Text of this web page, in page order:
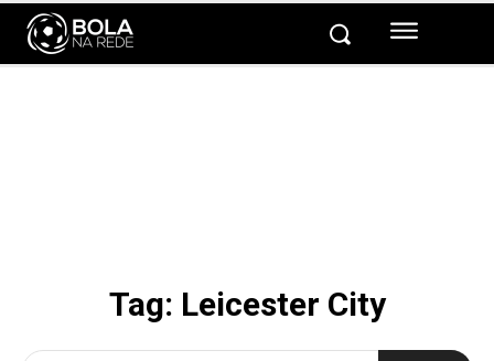
Tag: Leicester City